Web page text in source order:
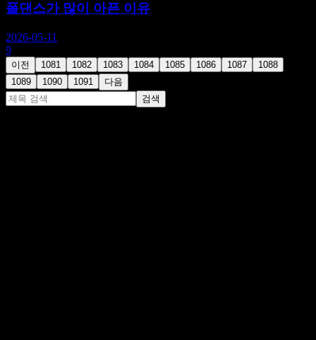
폴댄스가 많이 아픈 이유
2026-05-11
9
이전 1081 1082 1083 1084 1085 1086 1087
1088
1089
1090 1091
다음
검색